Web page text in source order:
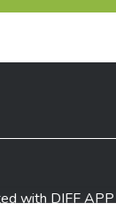
with DIFF APP